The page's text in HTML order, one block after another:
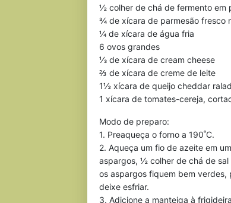
½ colher de chá de fermento em
¾ de xícara de parmesão fresco
¼ de xícara de água fria
6 ovos grandes
⅓ de xícara de cream cheese
⅔ de xícara de creme de leite
1½ xícara de queijo cheddar
1 xícara de tomates-cereja,
Modo de preparo:
1. Preaqueça o forno a 190˚C.
2. Aqueça um fio de azeite em
aspargos, ½ colher de chá de
os aspargos fiquem bem verdes,
deixe esfriar.
3. Adicione a manteiga à